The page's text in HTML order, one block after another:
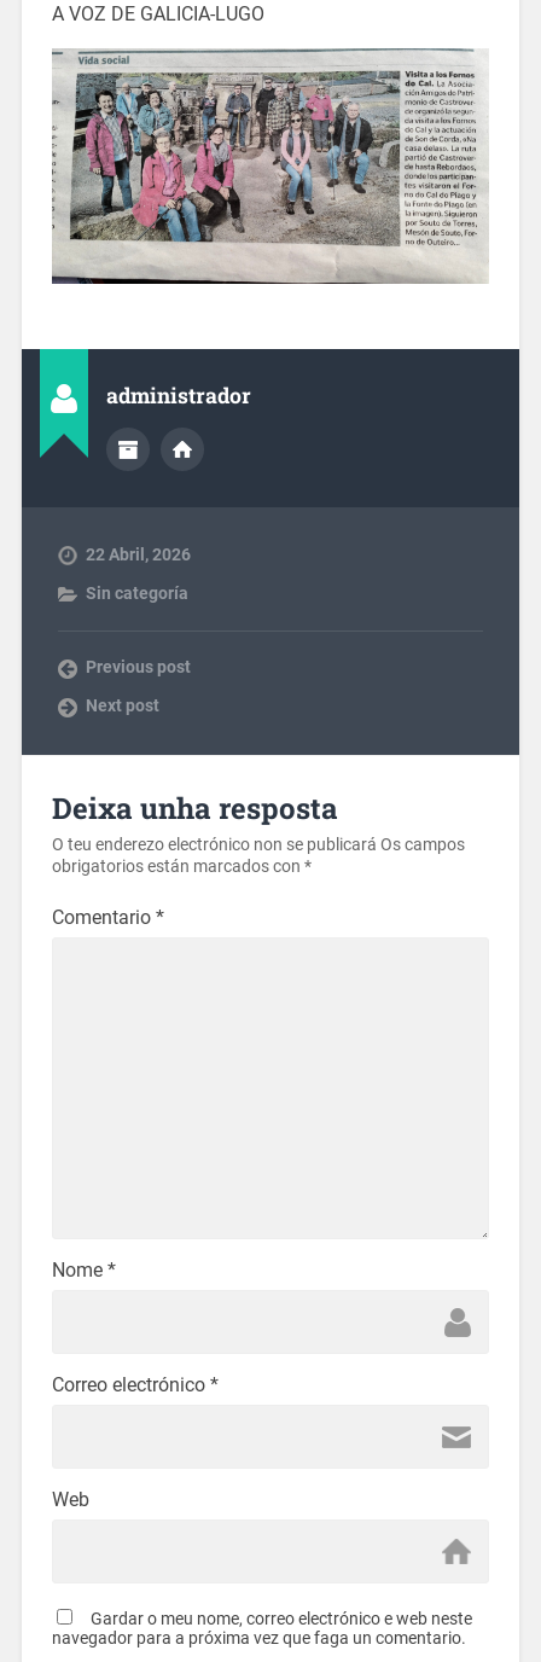
A VOZ DE GALICIA-LUGO
administrador
22 Abril, 2026
Sin categoría
Previous post
Next post
Deixa unha resposta
O teu enderezo electrónico non se publicará Os campos
obrigatorios están marcados con *
Comentario *
Nome *
Correo electrónico *
Web
Gardar o meu nome, correo electrónico e web neste
navegador para a próxima vez que faga un comentario.